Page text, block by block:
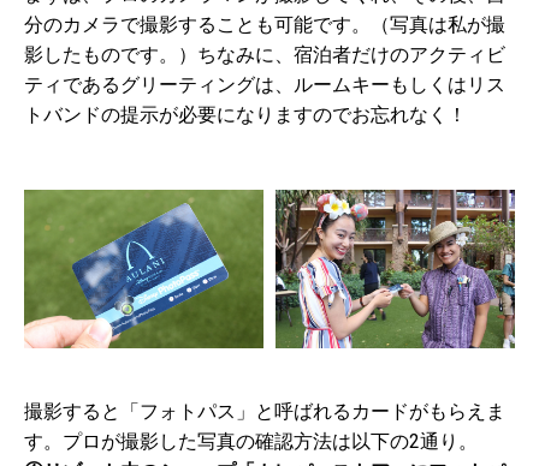
分のカメラで撮影することも可能です。（写真は私が撮
影したものです。）ちなみに、宿泊者だけのアクティビ
ティであるグリーティングは、ルームキーもしくはリス
トバンドの提示が必要になりますのでお忘れなく！
撮影すると「フォトパス」と呼ばれるカードがもらえま
す。プロが撮影した写真の確認方法は以下の2通り。